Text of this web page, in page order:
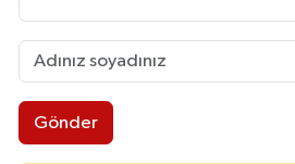
Gönder